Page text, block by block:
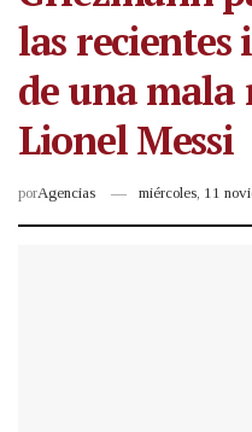
las recientes
de una mala
Lionel Messi
porAgencias miércoles, 11